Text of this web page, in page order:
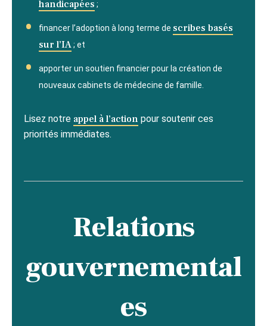
handicapées ;
financer l’adoption à long terme de scribes basés
sur l’IA ; et
apporter un soutien financier pour la création de
nouveaux cabinets de médecine de famille.
Lisez notre appel à l’action pour soutenir ces
priorités immédiates.
Relations
gouvernemental
es